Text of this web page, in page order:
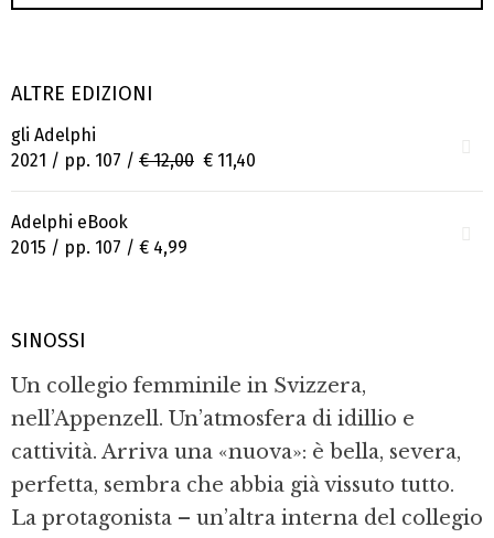
ALTRE EDIZIONI
gli Adelphi
2021 / pp. 107 / € 12,00 € 11,40
Adelphi eBook
2015 / pp. 107 / € 4,99
SINOSSI
Un collegio femminile in Svizzera,
nell’Appenzell. Un’atmosfera di idillio e
cattività. Arriva una «nuova»: è bella, severa,
perfetta, sembra che abbia già vissuto tutto.
La protagonista – un’altra interna del collegio